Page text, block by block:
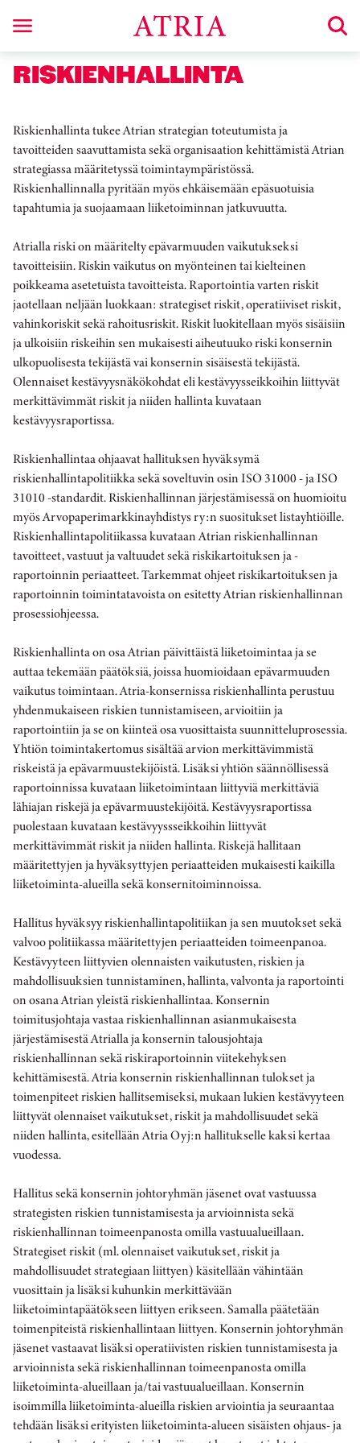
RISKIENHALLINTA
Riskienhallinta tukee Atrian strategian toteutumista ja
tavoitteiden saavuttamista sekä organisaation kehittämistä Atrian
strategiassa määritetyssä toimintaympäristössä.
Riskienhallinnalla pyritään myös ehkäisemään epäsuotuisia
tapahtumia ja suojaamaan liiketoiminnan jatkuvuutta.
Atrialla riski on määritelty epävarmuuden vaikutukseksi
tavoitteisiin. Riskin vaikutus on myönteinen tai kielteinen
poikkeama asetetuista tavoitteista. Raportointia varten riskit
jaotellaan neljään luokkaan: strategiset riskit, operatiiviset riskit,
vahinkoriskit sekä rahoitusriskit. Riskit luokitellaan myös sisäisiin
ja ulkoisiin riskeihin sen mukaisesti aiheutuuko riski konsernin
ulkopuolisesta tekijästä vai konsernin sisäisestä tekijästä.
Olennaiset kestävyysnäkökohdat eli kestävyysseikkoihin liittyvät
merkittävimmät riskit ja niiden hallinta kuvataan
kestävyysraportissa.
Riskienhallintaa ohjaavat hallituksen hyväksymä
riskienhallintapolitiikka sekä soveltuvin osin ISO 31000 - ja ISO
31010 -standardit. Riskienhallinnan järjestämisessä on huomioitu
myös Arvopaperimarkkinayhdistys ry:n suositukset listayhtiöille.
Riskienhallintapolitiikassa kuvataan Atrian riskienhallinnan
tavoitteet, vastuut ja valtuudet sekä riskikartoituksen ja -
raportoinnin periaatteet. Tarkemmat ohjeet riskikartoituksen ja
raportoinnin toimintatavoista on esitetty Atrian riskienhallinnan
prosessiohjeessa.
Riskienhallinta on osa Atrian päivittäistä liiketoimintaa ja se
auttaa tekemään päätöksiä, joissa huomioidaan epävarmuuden
vaikutus toimintaan. Atria-konsernissa riskienhallinta perustuu
yhdenmukaiseen riskien tunnistamiseen, arvioitiin ja
raportointiin ja se on kiinteä osa vuosittaista suunnitteluprosessia.
Yhtiön toimintakertomus sisältää arvion merkittävimmistä
riskeistä ja epävarmuustekijöistä. Lisäksi yhtiön säännöllisessä
raportoinnissa kuvataan liiketoimintaan liittyviä merkittäviä
lähiajan riskejä ja epävarmuustekijöitä. Kestävyysraportissa
puolestaan kuvataan kestävyyssseikkoihin liittyvät
merkittävimmät riskit ja niiden hallinta. Riskejä hallitaan
määritettyjen ja hyväksyttyjen periaatteiden mukaisesti kaikilla
liiketoiminta-alueilla sekä konsernitoiminnoissa.
Hallitus hyväksyy riskienhallintapolitiikan ja sen muutokset sekä
valvoo politiikassa määritettyjen periaatteiden toimeenpanoa.
Kestävyyteen liittyvien olennaisten vaikutusten, riskien ja
mahdollisuuksien tunnistaminen, hallinta, valvonta ja raportointi
on osana Atrian yleistä riskienhallintaa. Konsernin
toimitusjohtaja vastaa riskienhallinnan asianmukaisesta
järjestämisestä Atrialla ja konsernin talousjohtaja
riskienhallinnan sekä riskiraportoinnin viitekehyksen
kehittämisestä. Atria konsernin riskienhallinnan tulokset ja
toimenpiteet riskien hallitsemiseksi, mukaan lukien kestävyyteen
liittyvät olennaiset vaikutukset, riskit ja mahdollisuudet sekä
niiden hallinta, esitellään Atria Oyj:n hallitukselle kaksi kertaa
vuodessa.
Hallitus sekä konsernin johtoryhmän jäsenet ovat vastuussa
strategisten riskien tunnistamisesta ja arvioinnista sekä
riskienhallinnan toimeenpanosta omilla vastuualueillaan.
Strategiset riskit (ml. olennaiset vaikutukset, riskit ja
mahdollisuudet strategiaan liittyen) käsitellään vähintään
vuosittain ja lisäksi kuhunkin merkittävään
liiketoimintapäätökseen liittyen erikseen. Samalla päätetään
toimenpiteistä riskienhallintaan liittyen. Konsernin johtoryhmän
jäsenet vastaavat lisäksi operatiivisten riskien tunnistamisesta ja
arvioinnista sekä riskienhallinnan toimeenpanosta omilla
liiketoiminta-alueillaan ja/tai vastuualueillaan. Konsernin
isoimmilla liiketoiminta-alueilla riskien arviointia ja seuraantaa
tehdään lisäksi erityisten liiketoiminta-alueen sisäisten ohjaus- ja